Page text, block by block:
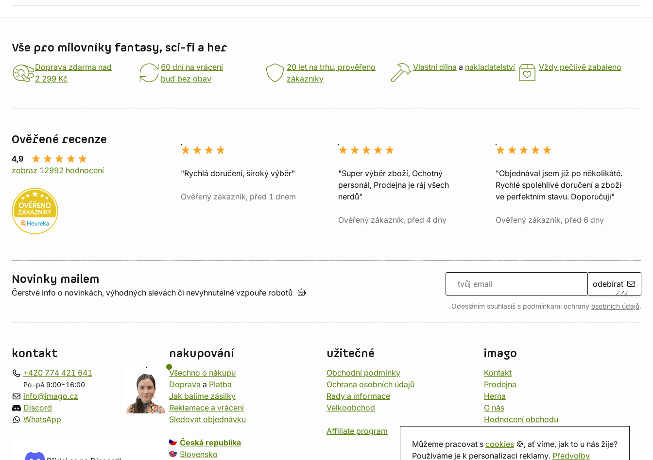
Můžeme pracovat s cookies 🍪, ať víme, jak to u nás žije?
Používáme je k personalizaci reklamy. Předvolby
Vše pro milovníky fantasy, sci-fi a her
Doprava zdarma nad
2 299 Kč
60 dní na vrácení
buď bez obav
20 let na trhu, prověřeno
zákazníky
Vlastní dílna a nakladatelství Vždy pečlivě zabaleno
Ověřené recenze
4,9
zobraz 12992 hodnocení
"Rychlá doručení, široký výběr"
Ověřený zákazník, před 1 dnem
"Super výběr zboží, Ochotný
personál, Prodejna je ráj všech
nerdů"
Ověřený zákazník, před 4 dny
"Objednával jsem již po několikáté.
Rychlé spolehlivé doručení a zboží
ve perfektním stavu. Doporučuji"
Ověřený zákazník, před 6 dny
Novinky mailem
Čerstvé info o novinkách, výhodných slevách či nevyhnutelné vzpouře robotů
odebírat
Odesláním souhlasíš s podmínkami ochrany osobních údajů.
kontakt
+420 774 421 641
Po-pá 9:00-16:00
info@imago.cz
Discord
WhatsApp
nakupování
Všechno o nákupu
Doprava a Platba
Jak balíme zásilky
Reklamace a vrácení
Sledovat objednávku
Česká republika
Slovensko
užitečné
Obchodní podmínky
Ochrana osobních údajů
Rady a informace
Velkoobchod
Affiliate program
imago
Kontakt
Prodejna
Herna
O nás
Hodnocení obchodu
Kalendář
imago.blog